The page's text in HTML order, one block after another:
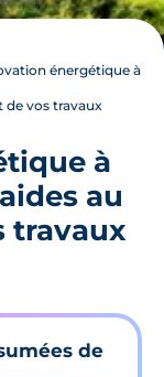
énergétique à
de vos travaux
à
au
travaux
de